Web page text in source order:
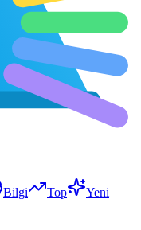
Bilgi Top Yeni